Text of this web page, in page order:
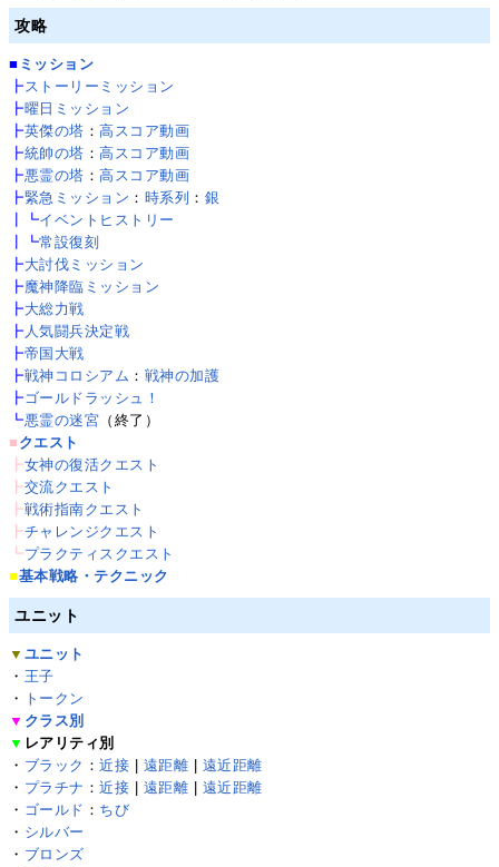
攻略
■ ミッション
┣ ストーリーミッション
┣曜日ミッション
┣英傑の塔 ：高スコア動画
┣統帥の塔 ：高スコア動画
┣悪霊の塔 ：高スコア動画
┣緊急ミッション ： 時系列 ： 銀
┃┗イベントヒストリー
┃┗常設復刻
┣大討伐ミッション
┣魔神降臨ミッション
┣大総力戦
┣ 人気闘兵決定戦
┣帝国大戦
┣戦神コロシアム ： 戦神の加護
┣ ゴールドラッシュ！
┗悪霊の迷宮 （終了）
■ クエスト
┣女神の復活クエスト
┣交流クエスト
┣戦術指南クエスト
┣チャレンジクエスト
┗プラクティスクエスト
■基本戦略・テクニック
ユニット
▼ ユニット
・ 王子
・
トークン
▼ クラス別
▼ レアリティ別
・ ブラック ：近接 遠距離
遠近距離
・ プラチナ ：近接 遠距離
遠近距離
・ ゴールド ： ちび
・ シルバー
・ ブロンズ